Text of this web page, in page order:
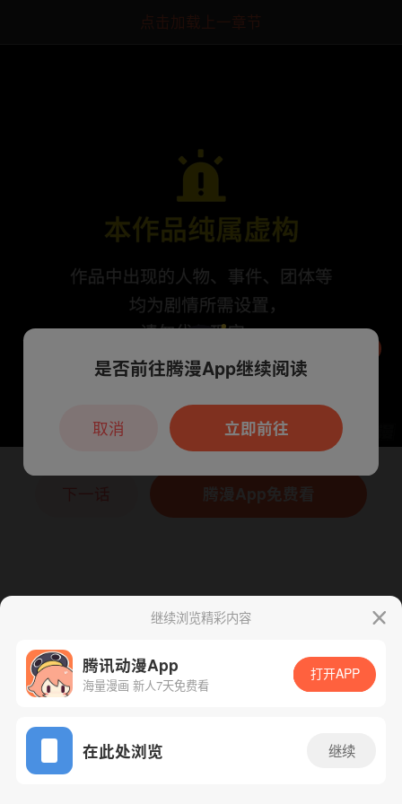
点击加载上一章节
App免费看
腾漫App免费看
继续浏览精彩内容
腾讯动漫App
海量漫画 新人7天免费看
打开APP
在此处浏览 继续
本章节仅支持App阅读，可打开App新用
户7天免费看
是否前往腾漫App继续阅读
立即前往
取消